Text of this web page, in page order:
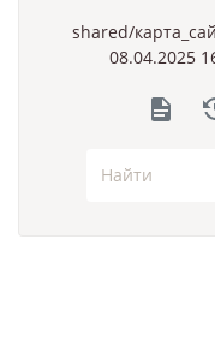
shared/
08.04.2025